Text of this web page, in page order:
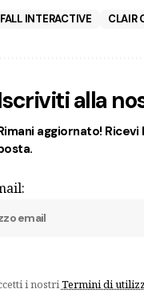
INTERACTIVE CLAIR
alla
aggiornato!
i nostriTermini di